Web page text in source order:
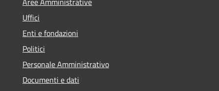
Uffici
Enti e fondazioni
Politici
Personale Amministrativo
Documenti e dati